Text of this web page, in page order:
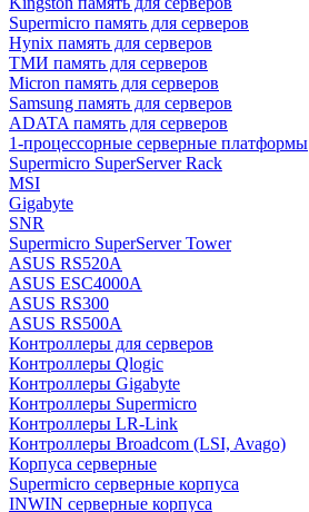
Supermicro память для серверов
Hynix память для серверов
ТМИ память для серверов
Micron память для серверов
Samsung память для серверов
ADATA память для серверов
1-процессорные серверные платформы
Supermicro SuperServer Rack
MSI
Gigabyte
SNR
Supermicro SuperServer Tower
ASUS RS520A
ASUS ESC4000A
ASUS RS300
ASUS RS500A
Контроллеры для серверов
Контроллеры Qlogic
Контроллеры Gigabyte
Контроллеры Supermicro
Контроллеры LR-Link
Контроллеры Broadcom (LSI, Avago)
Корпуса серверные
Supermicro серверные корпуса
INWIN серверные корпуса